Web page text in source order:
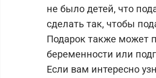
не было детей, что
сделать так, чтобы
Подарок также может
беременности или
Если вам интересно